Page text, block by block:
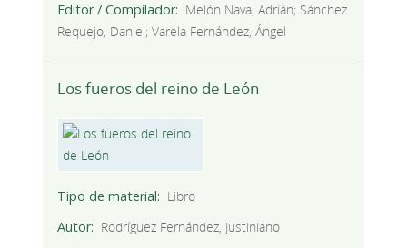
Editor / Compilador
Melón Nava, Adrián; Sánchez
Requejo, Daniel; Varela Fernández, Ángel
Los fueros del reino de León
Tipo de material
Libro
Autor
Rodríguez Fernández, Justiniano